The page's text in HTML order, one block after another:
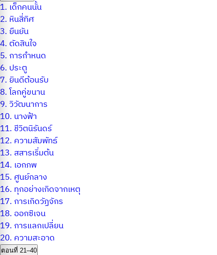
1. เด็กคนนั้น
2. หินสี่ทิศ
3. ยืนยัน
4. ตัดสินใจ
5. การกำหนด
6. ประตู
7. ยินดีต้อนรับ
8.โลกคู่ขนาน
9.วิวัฒนาการ
10. นางฟ้า
11. ชีวิตนิรันดร์
12. ความสัมพัทธ์
13. สสารเริ่มต้น
14. เอกภพ
15. ศูนย์กลาง
16. ทุกอย่างเกิดจากเหตุ
17. การเกิดวัฏจักร
18. ออกซิเจน
19. การแลกเปลี่ยน
20. ความสะอาด
ตอนที่ 21–40